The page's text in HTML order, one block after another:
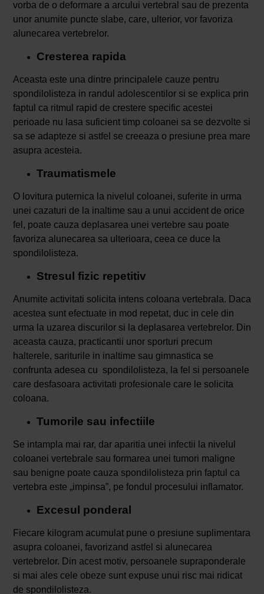
vorba de o deformare a arcului vertebral sau de prezenta
unor anumite puncte slabe, care, ulterior, vor favoriza
alunecarea vertebrelor.
Cresterea rapida
Aceasta este una dintre principalele cauze pentru
spondilolisteza in randul adolescentilor si se explica prin
faptul ca ritmul rapid de crestere specific acestei
perioade nu lasa suficient timp coloanei sa se dezvolte si
sa se adapteze si astfel se creeaza o presiune prea mare
asupra acesteia.
Traumatismele
O lovitura puternica la nivelul coloanei, suferite in urma
unei cazaturi de la inaltime sau a unui accident de orice
fel, poate cauza deplasarea unei vertebre sau poate
favoriza alunecarea sa ulterioara, ceea ce duce la
spondilolisteza.
Stresul fizic repetitiv
Anumite activitati solicita intens coloana vertebrala. Daca
acestea sunt efectuate in mod repetat, duc in cele din
urma la uzarea discurilor si la deplasarea vertebrelor. Din
aceasta cauza, practicantii unor sporturi precum
halterele, sariturile in inaltime sau gimnastica se
confrunta adesea cu spondilolisteza, la fel si persoanele
care desfasoara activitati profesionale care le solicita
coloana.
Tumorile sau infectiile
Se intampla mai rar, dar aparitia unei infectii la nivelul
coloanei vertebrale sau formarea unei tumori maligne
sau benigne poate cauza spondilolisteza prin faptul ca
vertebra este „impinsa”, pe fondul procesului inflamator.
Excesul ponderal
Fiecare kilogram acumulat pune o presiune suplimentara
asupra coloanei, favorizand astfel si alunecarea
vertebrelor. Din acest motiv, persoanele supraponderale
si mai ales cele obeze sunt expuse unui risc mai ridicat
de spondilolisteza.